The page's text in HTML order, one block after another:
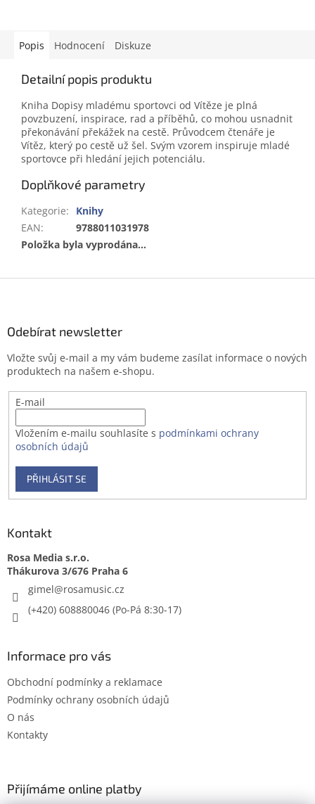
Popis Hodnocení Diskuze
Detailní popis produktu
Kniha Dopisy mladému sportovci od Vítěze je plná
povzbuzení, inspirace, rad a příběhů, co mohou usnadnit
překonávání překážek na cestě. Průvodcem čtenáře je
Vítěz, který po cestě už šel. Svým vzorem inspiruje mladé
sportovce při hledání jejich potenciálu.
Doplňkové parametry
Kategorie:
Knihy
EAN:
9788011031978
Položka byla vyprodána…
Odebírat newsletter
Vložte svůj e-mail a my vám budeme zasílat informace o nových
produktech na našem e-shopu.
E-mail
Vložením e-mailu souhlasíte s podmínkami ochrany
osobních údajů
PŘIHLÁSIT SE
Kontakt
Rosa Media s.r.o.
gimel@rosamusic.cz
(+420) 608880046
Informace pro vás
Obchodní podmínky a reklamace
Podmínky ochrany osobních údajů
O nás
Kontakty
Přijímáme online platby